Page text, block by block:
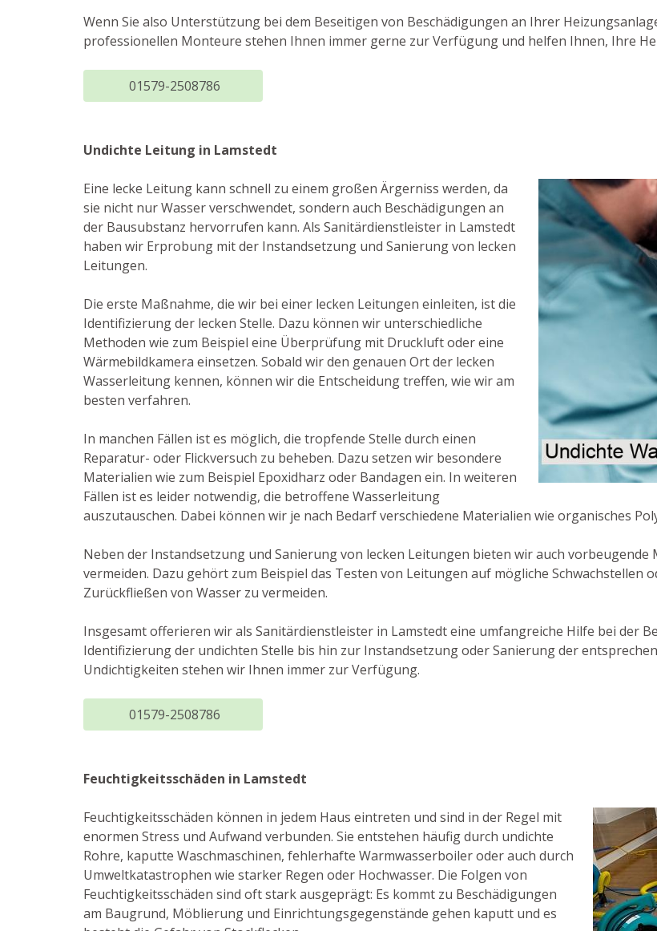
Wenn Sie also Unterstützung bei dem Beseitigen von Beschädigungen an Ihrer
professionellen Monteure stehen Ihnen immer gerne zur Verfügung und helfen Ihnen, Ihre
01579-2508786
Undichte Leitung in Lamstedt
Eine lecke Leitung kann schnell zu einem großen Ärgerniss werden, da
sie nicht nur Wasser verschwendet, sondern auch Beschädigungen an
der Bausubstanz hervorrufen kann. Als Sanitärdienstleister in Lamstedt
haben wir Erprobung mit der Instandsetzung und Sanierung von lecken
Leitungen.
Die erste Maßnahme, die wir bei einer lecken Leitungen einleiten, ist die
Identifizierung der lecken Stelle. Dazu können wir unterschiedliche
Methoden wie zum Beispiel eine Überprüfung mit Druckluft oder eine
Wärmebildkamera einsetzen. Sobald wir den genauen Ort der lecken
Wasserleitung kennen, können wir die Entscheidung treffen, wie wir am
besten verfahren.
In manchen Fällen ist es möglich, die tropfende Stelle durch einen
Reparatur- oder Flickversuch zu beheben. Dazu setzen wir besondere
Materialien wie zum Beispiel Epoxidharz oder Bandagen ein. In weiteren
Fällen ist es leider notwendig, die betroffene Wasserleitung
auszutauschen. Dabei können wir je nach Bedarf verschiedene Materialien wie organisches
Neben der Instandsetzung und Sanierung von lecken Leitungen bieten wir auch
vermeiden. Dazu gehört zum Beispiel das Testen von Leitungen auf mögliche Schwachstellen
Zurückfließen von Wasser zu vermeiden.
Insgesamt offerieren wir als Sanitärdienstleister in Lamstedt eine umfangreiche Hilfe bei der
Identifizierung der undichten Stelle bis hin zur Instandsetzung oder Sanierung der
Undichtigkeiten stehen wir Ihnen immer zur Verfügung.
01579-2508786
Feuchtigkeitsschäden in Lamstedt
Feuchtigkeitsschäden können in jedem Haus eintreten und sind in der Regel mit
enormen Stress und Aufwand verbunden. Sie entstehen häufig durch undichte
Rohre, kaputte Waschmaschinen, fehlerhafte Warmwasserboiler oder auch durch
Umweltkatastrophen wie starker Regen oder Hochwasser. Die Folgen von
Feuchtigkeitsschäden sind oft stark ausgeprägt: Es kommt zu Beschädigungen
am Baugrund, Möblierung und Einrichtungsgegenstände gehen kaputt und es